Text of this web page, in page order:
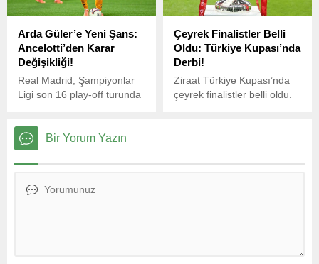
Arda Güler’e Yeni Şans:
Ancelotti’den Karar
Değişikliği!
Real Madrid, Şampiyonlar
Ligi son 16 play-off turunda
elde etti.
Çeyrek Finalistler Belli
Oldu: Türkiye Kupası’nda
Derbi!
Ziraat Türkiye Kupası’nda
çeyrek finalistler belli oldu.
başı olarak çeyrek finale
Bir Yorum Yazın